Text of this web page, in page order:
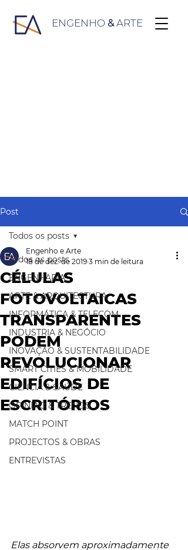
ENGENHO &ARTE
Post
Todos os posts
ENGENHARIA
ARTE & ARQUITECTURA
INFORMÁTICA & TELECOM
INDUSTRIA & NEGÓCIO
INOVAÇÃO & SUSTENTABILIDADE
SMART CITIES & MOBILIDADE
CIÊNCIA & SAÚDE
OPINIÃO & TRENDS
MATCH POINT
PROJECTOS & OBRAS
ENTREVISTAS
Todos os posts
CÉLULAS
FOTOVOLTAICAS
TRANSPARENTES
PODEM
REVOLUCIONAR
EDIFÍCIOS DE
ESCRITÓRIOS
Engenho e Arte
18 de dez. de 2019 3 min de leitura
Elas absorvem aproximadamente